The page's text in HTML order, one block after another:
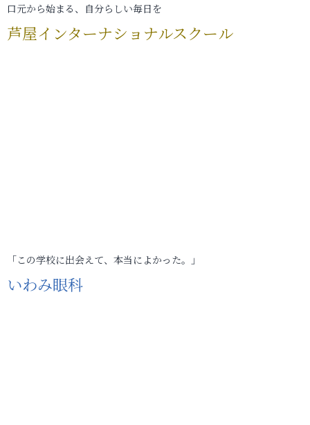
口元から始まる、自分らしい毎日を
芦屋インターナショナルスクール
「この学校に出会えて、本当によかった。」
いわみ眼科